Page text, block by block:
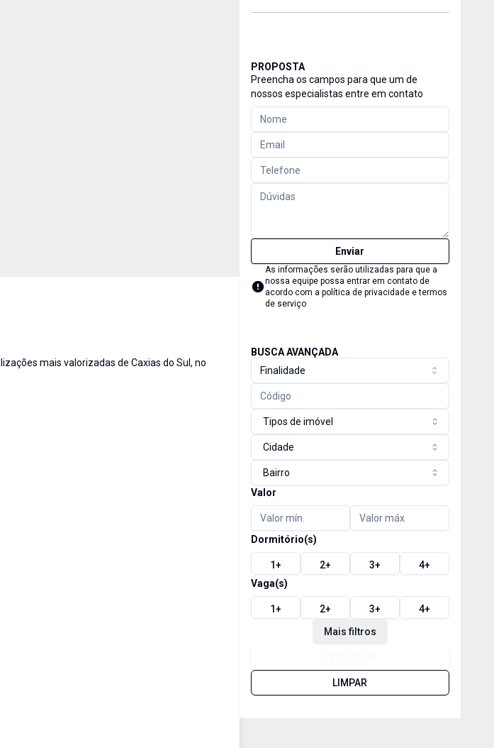
mais valorizadas de Caxias do Sul, no
PROPOSTA
Preencha os campos para que um de
nossos especialistas entre em contato
Enviar
As informações serão utilizadas para que a
nossa equipe possa entrar em contato de
acordo com a política de privacidade e termos
de serviço
BUSCA AVANÇADA
Finalidade
Tipos de imóvel
Cidade
Bairro
Valor
Dormitório(s)
1+ 2+ 3+ 4+
Vaga(s)
1+ 2+ 3+ 4+
Mais filtros
LIMPAR